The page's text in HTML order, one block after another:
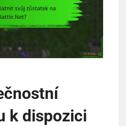
k dispozici